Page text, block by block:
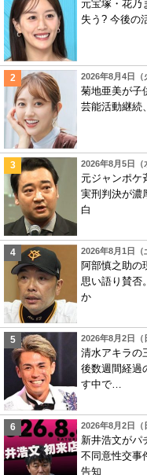
元宝塚・花乃
失う? 今後の
2026年8月4日（
菊地亜美が子
芸能活動継続
2026年8月5日（
元ジャンポケ
実刑判決が濃
白
2026年8月1日（
阿部慎之助の
思い語り賛否
か
2026年8月2日（
清水アキラの
後数週間経過
す中で…
2026年8月2日（
新井浩文がパ
不同意性交事
告知